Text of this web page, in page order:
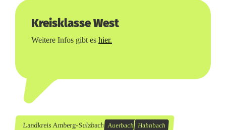
Kreisklasse West
Weitere Infos gibt es hier.
Landkreis Amberg-Sulzbach Auerbach Hahnbach